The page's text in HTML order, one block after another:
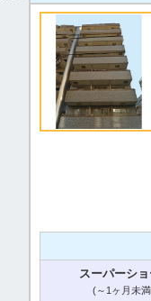
スーパーシ
(～1ヶ月未